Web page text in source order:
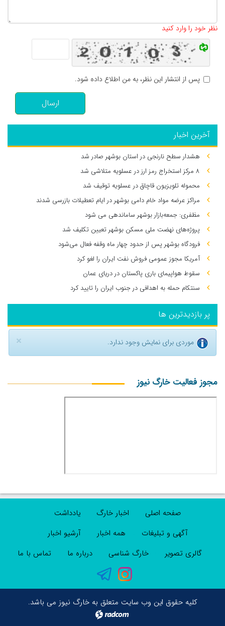
نظر خود را وارد کنید
پس از انتشار این نظر، به من اطلاع داده شود.
ارسال
آخرین اخبار
هشدار سطح نارنجی در استان بوشهر صادر شد
۸ مرکز استخراج رمز ارز در عسلویه متلاشی شد
محموله تلویزیون قاچاق در عسلویه توقیف شد
مراکز عرضه مواد خام دامی بوشهر در ایام تعطیلات بازرسی شدند
مظفری: جمعه‌بازار بوشهر ساماندهی می‌ شود
پروژه‌های نهضت ملی مسکن بوشهر تعیین تکلیف شد
فرودگاه بوشهر پس از حدود چهار ماه وقفه فعال می‌شود
آمریکا مجوز عمومی فروش نفت ایران را لغو کرد
سقوط هواپیمای باری پاکستان در دریای عمان
سنتکام حمله به اهدافی در جنوب ایران را تایید کرد
پر بازدیدترین ها
× موردی برای نمایش وجود ندارد.
مجوز فعالیت خارگ نیوز
صفحه اصلی اخبار خارگ
یادداشت
آگهی و تبلیغات
همه اخبار
آرشیو اخبار
گالری تصویر
خارگ شناسی درباره ما تماس با ما
کلیه حقوق این وب سایت متعلق به خارگ نیوز می باشد.
radcom